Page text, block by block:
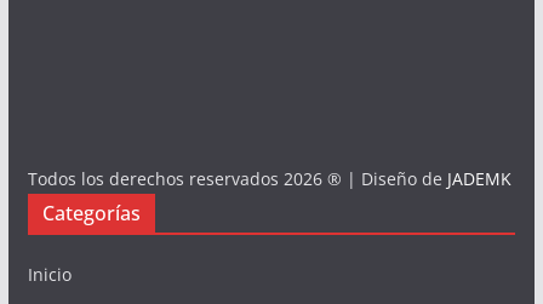
Todos los derechos reservados 2026 ® | Diseño de JADEMK
Categorías
Inicio